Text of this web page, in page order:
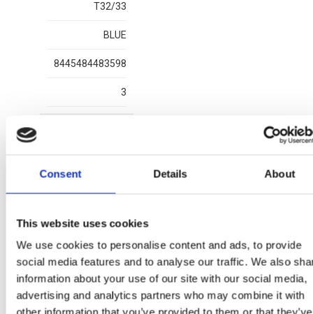
Consent Details About
This website uses cookies
We use cookies to personalise content and ads, to provide
social media features and to analyse our traffic. We also
information about your use of our site with our social media,
advertising and analytics partners who may combine it with
T32/33
BLUE
8445484483598
3
Altri articoli FROZEN